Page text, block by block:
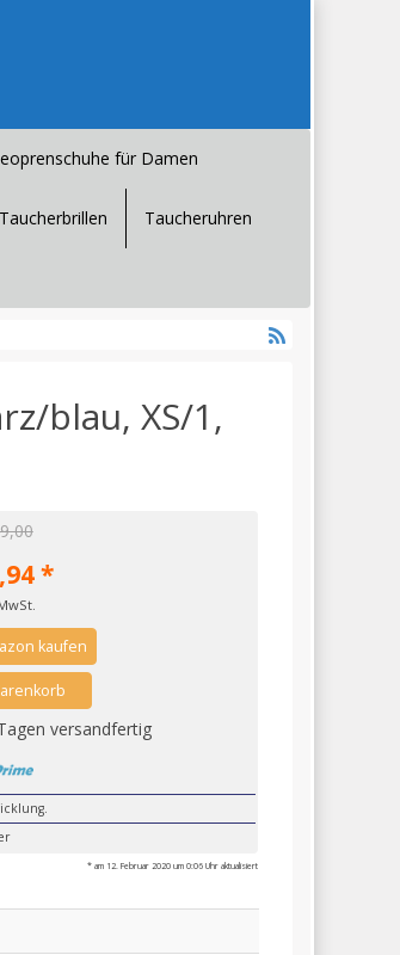
für Damen
Taucheruhren
blau, XS/1,
*
kaufen
versandfertig
* am 12. Februar 2020 um 0:06 Uhr aktualisiert